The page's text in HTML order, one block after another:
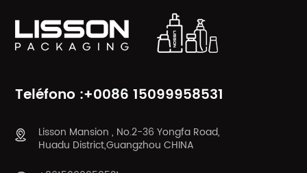
Teléfono :+0086 15099958531
Lisson Mansion , No.2-36 Yongfa Road,
Huadu District,Guangzhou CHINA